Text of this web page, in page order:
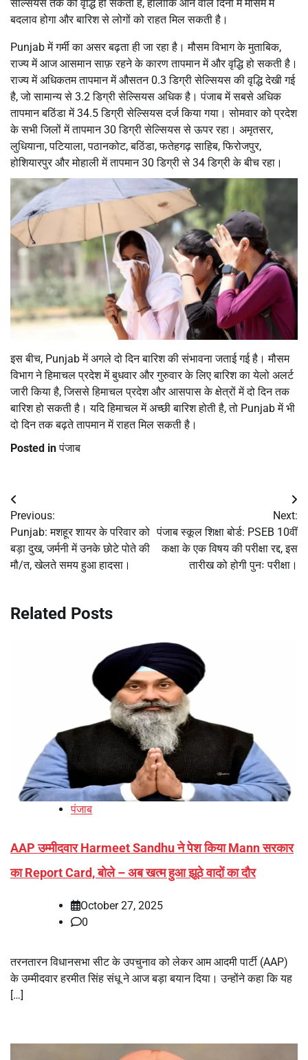
सेल्सियस तक की वृद्धि हो सकती है, हालांकि आने वाले दिनों में मौसम में
बदलाव होगा और बारिश से लोगों को राहत मिल सकती है।
Punjab में गर्मी का असर बढ़ता ही जा रहा है। मौसम विभाग के मुताबिक,
राज्य में आज आसमान साफ़ रहने के कारण तापमान में और वृद्धि हो सकती है।
राज्य में अधिकतम तापमान में औसतन 0.3 डिग्री सेल्सियस की वृद्धि देखी गई
है, जो सामान्य से 3.2 डिग्री सेल्सियस अधिक है। पंजाब में सबसे अधिक
तापमान बठिंडा में 34.5 डिग्री सेल्सियस दर्ज किया गया। सोमवार को प्रदेश
के सभी जिलों में तापमान 30 डिग्री सेल्सियस से ऊपर रहा। अमृतसर,
लुधियाना, पटियाला, पठानकोट, बठिंडा, फतेहगढ़ साहिब, फिरोजपुर,
होशियारपुर और मोहाली में तापमान 30 डिग्री से 34 डिग्री के बीच रहा।
इस बीच, Punjab में अगले दो दिन बारिश की संभावना जताई गई है। मौसम
विभाग ने हिमाचल प्रदेश में बुधवार और गुरुवार के लिए बारिश का येलो अलर्ट
जारी किया है, जिससे हिमाचल प्रदेश और आसपास के क्षेत्रों में दो दिन तक
बारिश हो सकती है। यदि हिमाचल में अच्छी बारिश होती है, तो Punjab में भी
दो दिन तक बढ़ते तापमान में राहत मिल सकती है।
Posted inपंजाब
Post
navigation
Previous:
Punjab: मशहूर शायर के परिवार को
बड़ा दुख, जर्मनी में उनके छोटे पोते की
मौ/त, खेलते समय हुआ हादसा।
Next:
पंजाब स्कूल शिक्षा बोर्ड: PSEB 10वीं
कक्षा के एक विषय की परीक्षा रद्द, इस
तारीख को होगी पुनः परीक्षा।
Related Posts
पंजाब
AAP उम्मीदवार Harmeet Sandhu ने पेश किया Mann सरकार
का Report Card, बोले – अब खत्म हुआ झूठे वादों का दौर
October 27, 2025
0
तरनतारन विधानसभा सीट के उपचुनाव को लेकर आम आदमी पार्टी (AAP)
के उम्मीदवार हरमीत सिंह संधू ने आज बड़ा बयान दिया। उन्होंने कहा कि यह
[…]